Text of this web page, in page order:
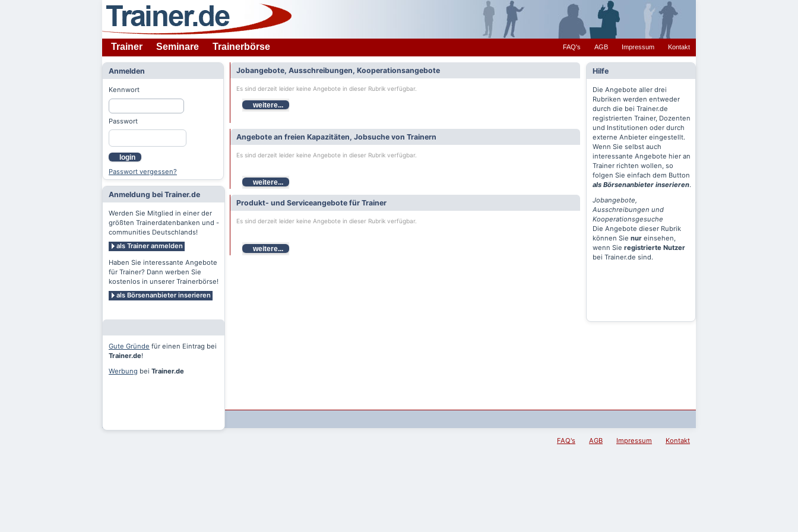
Trainer Seminare Trainerbörse FAQ's AGB Impressum Kontakt
Anmelden
Kennwort
Passwort
login
Passwort vergessen?
Anmeldung bei Trainer.de
Werden Sie Mitglied in einer der
größten Trainerdatenbanken und -
communities Deutschlands!
als Trainer anmelden
Haben Sie interessante Angebote
für Trainer? Dann werben Sie
kostenlos in unserer Trainerbörse!
als Börsenanbieter inserieren
Gute Gründe für einen Eintrag bei
Trainer.de!
Werbung bei Trainer.de
Hilfe
Die Angebote aller drei
Rubriken werden entweder
durch die bei Trainer.de
registrierten Trainer, Dozenten
und Institutionen oder durch
externe Anbieter eingestellt.
Wenn Sie selbst auch
interessante Angebote hier an
Trainer richten wollen, so
folgen Sie einfach dem Button
als Börsenanbieter inserieren.
Jobangebote,
Ausschreibungen und
Kooperationsgesuche
Die Angebote dieser Rubrik
können Sie nur einsehen,
wenn Sie registrierte Nutzer
bei Trainer.de sind.
Jobangebote, Ausschreibungen, Kooperationsangebote
Es sind derzeit leider keine Angebote in dieser Rubrik verfügbar.
weitere...
Angebote an freien Kapazitäten, Jobsuche von Trainern
Es sind derzeit leider keine Angebote in dieser Rubrik verfügbar.
weitere...
Produkt- und Serviceangebote für Trainer
Es sind derzeit leider keine Angebote in dieser Rubrik verfügbar.
weitere...
FAQ's AGB Impressum Kontakt